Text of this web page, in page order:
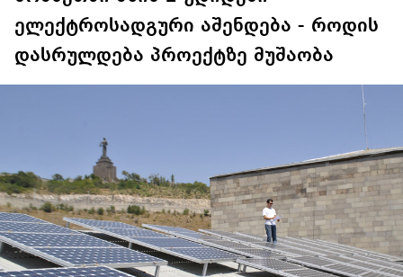
ელექტროსადგური აშენდება - როდის
დასრულდება პროექტზე მუშაობა